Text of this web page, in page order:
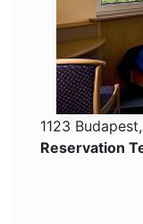
1123
Reservation